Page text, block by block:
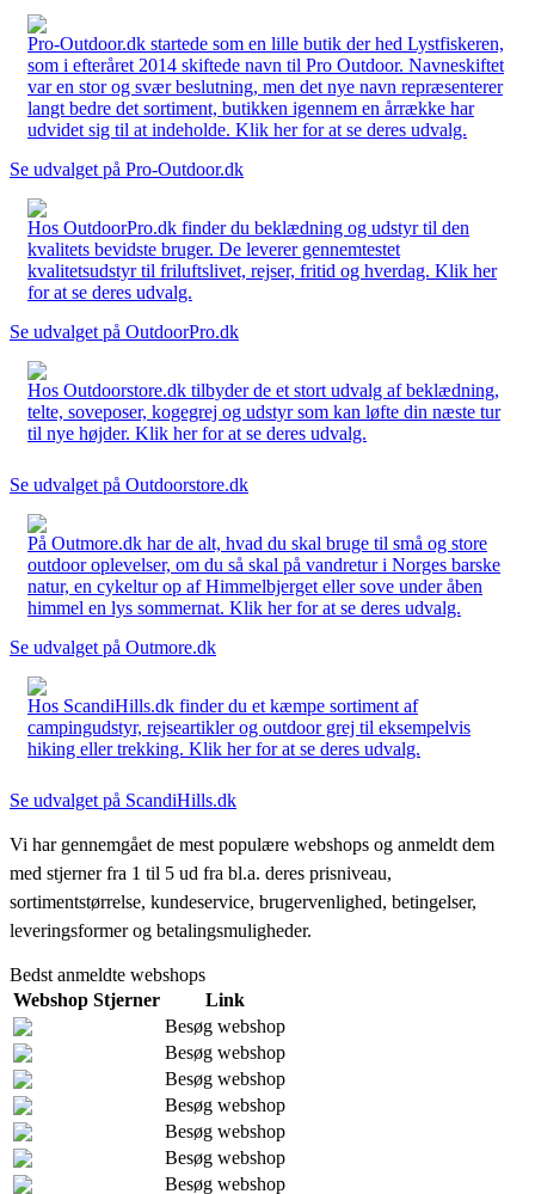
Pro-Outdoor.dk startede som en lille butik der hed Lystfiskeren,
som i efteråret 2014 skiftede navn til Pro Outdoor. Navneskiftet
var en stor og svær beslutning, men det nye navn repræsenterer
langt bedre det sortiment, butikken igennem en årrække har
udvidet sig til at indeholde. Klik her for at se deres udvalg.
Se udvalget på Pro-Outdoor.dk
Hos OutdoorPro.dk finder du beklædning og udstyr til den
kvalitets bevidste bruger. De leverer gennemtestet
kvalitetsudstyr til friluftslivet, rejser, fritid og hverdag. Klik her
for at se deres udvalg.
Se udvalget på OutdoorPro.dk
Hos Outdoorstore.dk tilbyder de et stort udvalg af beklædning,
telte, soveposer, kogegrej og udstyr som kan løfte din næste tur
til nye højder. Klik her for at se deres udvalg.
Se udvalget på Outdoorstore.dk
På Outmore.dk har de alt, hvad du skal bruge til små og store
outdoor oplevelser, om du så skal på vandretur i Norges barske
natur, en cykeltur op af Himmelbjerget eller sove under åben
himmel en lys sommernat. Klik her for at se deres udvalg.
Se udvalget på Outmore.dk
Hos ScandiHills.dk finder du et kæmpe sortiment af
campingudstyr, rejseartikler og outdoor grej til eksempelvis
hiking eller trekking. Klik her for at se deres udvalg.
Se udvalget på ScandiHills.dk
Vi har gennemgået de mest populære webshops og anmeldt dem
med stjerner fra 1 til 5 ud fra bl.a. deres prisniveau,
sortimentstørrelse, kundeservice, brugervenlighed, betingelser,
leveringsformer og betalingsmuligheder.
Bedst anmeldte webshops
Webshop Stjerner
Link
Besøg webshop
Besøg webshop
Besøg webshop
Besøg webshop
Besøg webshop
Besøg webshop
Besøg webshop